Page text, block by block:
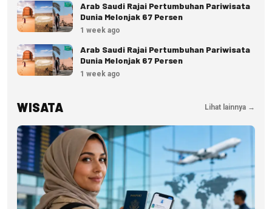
Arab Saudi Rajai Pertumbuhan Pariwisata
Dunia Melonjak 67 Persen
1 week ago
Arab Saudi Rajai Pertumbuhan Pariwisata
Dunia Melonjak 67 Persen
1 week ago
WISATA Lihat lainnya →